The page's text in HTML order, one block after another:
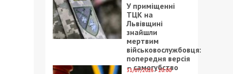
У приміщенні
ТЦК на
Львівщині
знайшли
мертвим
військовослужбовця:
попередня версія
– самогубство
31/07/2026 - 20:00